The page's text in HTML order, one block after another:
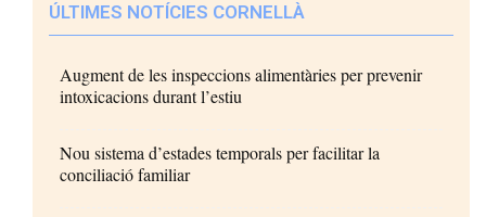
ÚLTIMES NOTÍCIES CORNELLÀ
Augment de les inspeccions alimentàries per prevenir
intoxicacions durant l’estiu
Nou sistema d’estades temporals per facilitar la
conciliació familiar